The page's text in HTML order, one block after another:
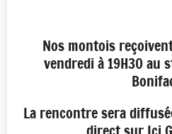
Nos montois
vendredi à 19H30 au
La rencontre sera